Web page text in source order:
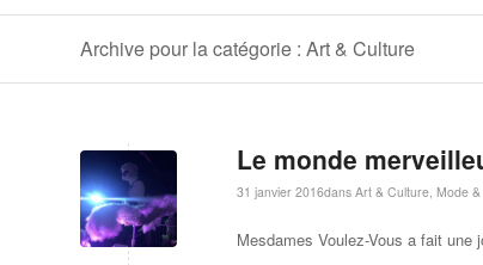
Archive pour la catégorie : Art & Culture
Le monde
31 janvier 2016dans Art & Culture, Mode
Mesdames Voulez-Vous a fait une